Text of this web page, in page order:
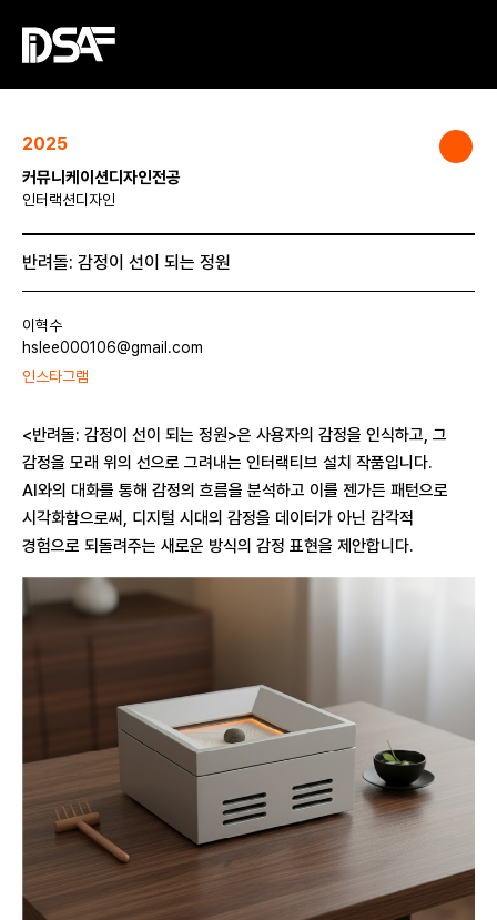
2025
커뮤니케이션디자인전공
인터랙션디자인
반려돌: 감정이 선이 되는 정원
이혁수
hslee000106@gmail.com
인스타그램
<반려돌: 감정이 선이 되는 정원>은 사용자의 감정을 인식하고, 그
감정을 모래 위의 선으로 그려내는 인터랙티브 설치 작품입니다.
AI와의 대화를 통해 감정의 흐름을 분석하고 이를 젠가든 패턴으로
시각화함으로써, 디지털 시대의 감정을 데이터가 아닌 감각적
경험으로 되돌려주는 새로운 방식의 감정 표현을 제안합니다.